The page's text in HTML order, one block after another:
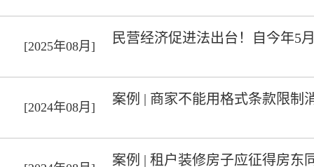
[2025年08月]
民营经济促进法出台！自今年5
[2024年08月]
案例 | 商家不能用格式条款限制
案例 | 租户装修房子应征得房东